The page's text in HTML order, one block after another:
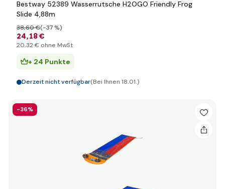
Bestway 52389 Wasserrutsche H2OGO Friendly Frog
Slide 4,88m
24,18 €
38,60 €(-37 %)
20,32 € ohne MwSt
+ 24 Punkte
Derzeit nicht verfügbar(Bei Ihnen 18.01.)
-36%